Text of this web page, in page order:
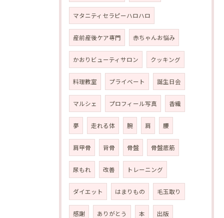
マタニティセラピーハロハロ
産前産後ケア専門 赤ちゃんお悩み
かおりビューティサロン クッキング
料理教室 プライベート 誕生日会
マルシェ プロフィール写真 香織
夢 走れる体 腕 肩 腰
肩甲骨 背骨 骨盤 骨盤底筋
尿もれ 改善 トレーニング
ダイエット はまりもの 毛玉取り
感謝 ありがとう 本 出版